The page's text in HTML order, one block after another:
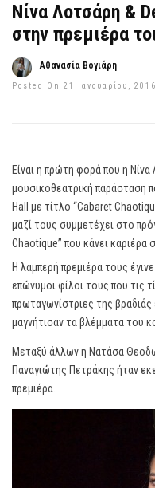
Νίνα Λοτσάρη &
στην πρεμιέρα
Αθανασία Βογιάρη
Posted On 21 Ιανουαρίου, 2016
Είναι η πρώτη φορά που η
μουσικοθεατρική παράσταση
Hall με τίτλο “Cabaret
μαζί τους συμμετέχει στο
Chaotique” που κάνει καριέρα
Η λαμπερή πρεμιέρα τους
επώνυμοι φίλοι τους που τις
πρωταγωνίστριες της βραδιάς
μαγνήτισαν τα βλέμματα του
Μεταξύ άλλων η Νατάσα
Παναγιώτης Πετράκης ήταν
πρεμιέρα.